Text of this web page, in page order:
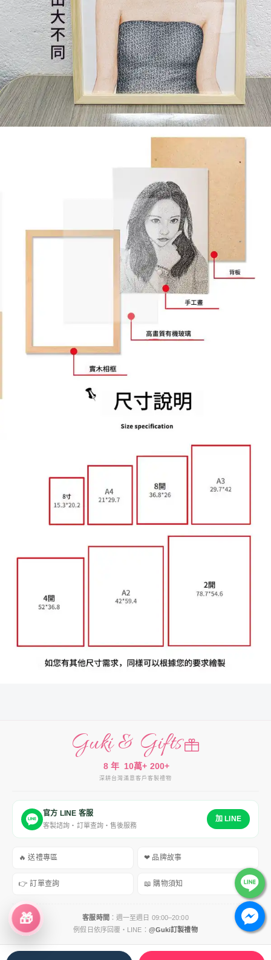
Guki & Gifts
8 年
深耕台灣
10萬+
滿意客戶
200+
客製禮物
官方 LINE 客服
客製諮詢・訂單查詢・售後服務
加 LINE
🔥 送禮專區 ❤ 品牌故事
👉 訂單查詢 📖 購物須知
客服時間 ：週一至週日 09:00–20:00
例假日依序回覆・LINE： @Guki訂製禮物
｜ 隱私權政策
🎁